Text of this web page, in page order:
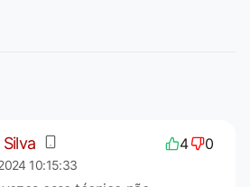
4 0
10:15:33